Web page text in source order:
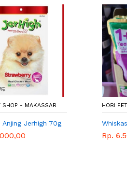
SHOP - MAKASSAR
Anjing Jerhigh 70g
HOBI
Rp.